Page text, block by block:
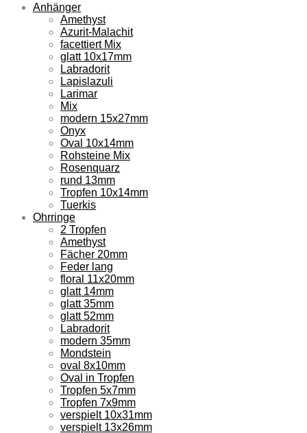
Anhänger
Amethyst
Azurit-Malachit
facettiert Mix
glatt 10x17mm
Labradorit
Lapislazuli
Larimar
Mix
modern 15x27mm
Onyx
Oval 10x14mm
Rohsteine Mix
Rosenquarz
rund 13mm
Tropfen 10x14mm
Tuerkis
Ohrringe
2 Tropfen
Amethyst
Fächer 20mm
Feder lang
floral 11x20mm
glatt 14mm
glatt 35mm
glatt 52mm
Labradorit
modern 35mm
Mondstein
oval 8x10mm
Oval in Tropfen
Tropfen 5x7mm
Tropfen 7x9mm
verspielt 10x31mm
verspielt 13x26mm